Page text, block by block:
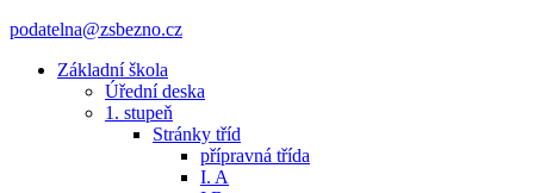
podatelna@zsbezno.cz
Základní škola
Úřední deska
1. stupeň
Stránky tříd
přípravná třída
I. A